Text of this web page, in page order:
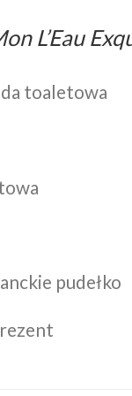
L’Eau
toaletowa
pudełko